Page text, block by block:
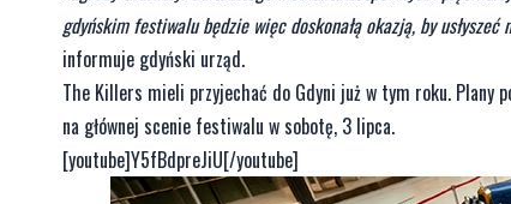
gdyńskim festiwalu będzie więc doskonałą okazją, by
informuje gdyński urząd.
The Killers mieli przyjechać do Gdyni już w tym roku. Plany
na głównej scenie festiwalu w sobotę, 3 lipca.
[youtube]Y5fBdpreJiU[/youtube]